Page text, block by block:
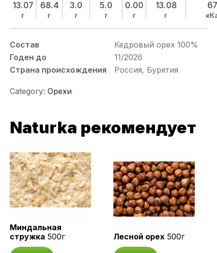
13.07
г
68.4
г
3.0
г
5.0
г
0.00
г
13.08
г
Состав
Кедровый орех 100%
Годен до
11/2026
Страна происхождения
Россия, Бурятия
Category: Орехи
Naturka рекомендует
Миндальная
стружка 500г Лесной орех 500г